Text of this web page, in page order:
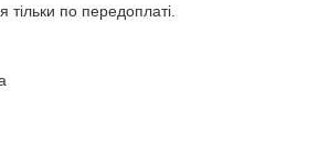
тільки по передоплаті.